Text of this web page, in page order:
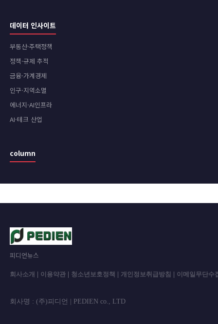
데이터 인사이트
부동산·주택정책
정책·규제 추적
금융·가계경제
인구·지역소멸
에너지·AI인프라
AI·테크 산업
column
피디언뉴스
회사소개 | 이용약관 | 청소년보호정책 | 개인정보취급방침 | 이메일무단수
회사명 : (주)피디언 | PEDIEN co.,